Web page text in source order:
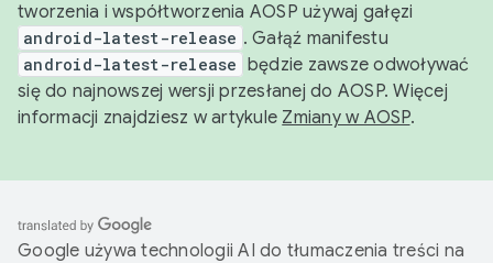
tworzenia i współtworzenia AOSP używaj gałęzi
android-latest-release . Gałąź manifestu
android-latest-release będzie zawsze odwoływać
się do najnowszej wersji przesłanej do AOSP. Więcej
informacji znajdziesz w artykule Zmiany w AOSP.
Google używa technologii AI do tłumaczenia treści na